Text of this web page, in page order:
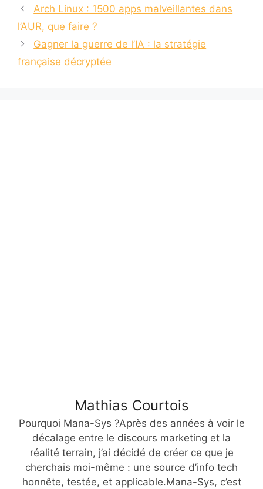
Arch Linux : 1500 apps malveillantes dans
l’AUR, que faire ?
Gagner la guerre de l’IA : la stratégie
française décryptée
Mathias Courtois
Pourquoi Mana-Sys ?Après des années à voir le
décalage entre le discours marketing et la
réalité terrain, j’ai décidé de créer ce que je
cherchais moi-même : une source d’info tech
honnête, testée, et applicable.Mana-Sys, c’est